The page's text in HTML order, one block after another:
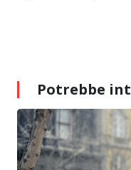
Potrebbe